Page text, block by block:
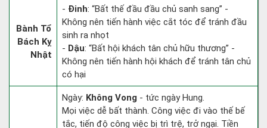
Bành Tổ
Bách Kỵ
Nhật
- Đinh: “Bất thế đầu đầu chủ sanh sang” -
Không nên tiến hành việc cắt tóc để tránh đầu
sinh ra nhọt
- Dậu: “Bất hội khách tân chủ hữu thương” -
Không nên tiến hành hội khách để tránh tân chủ
có hại
Ngày: Không Vong - tức ngày Hung.
Mọi việc dễ bất thành. Công việc đi vào thế bế
tắc, tiến độ công việc bị trì trệ, trở ngại. Tiền